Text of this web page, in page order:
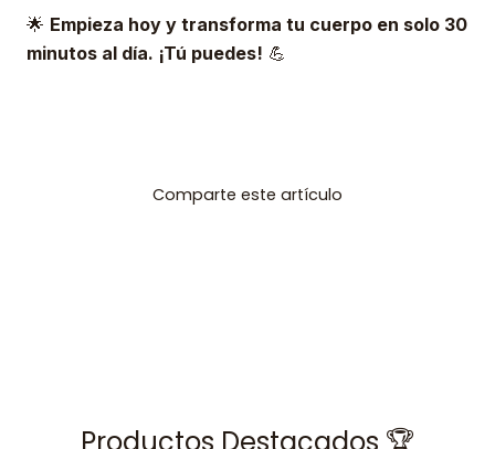
🌟 Empieza hoy y transforma tu cuerpo en solo 30
minutos al día. ¡Tú puedes! 💪
Comparte este artículo